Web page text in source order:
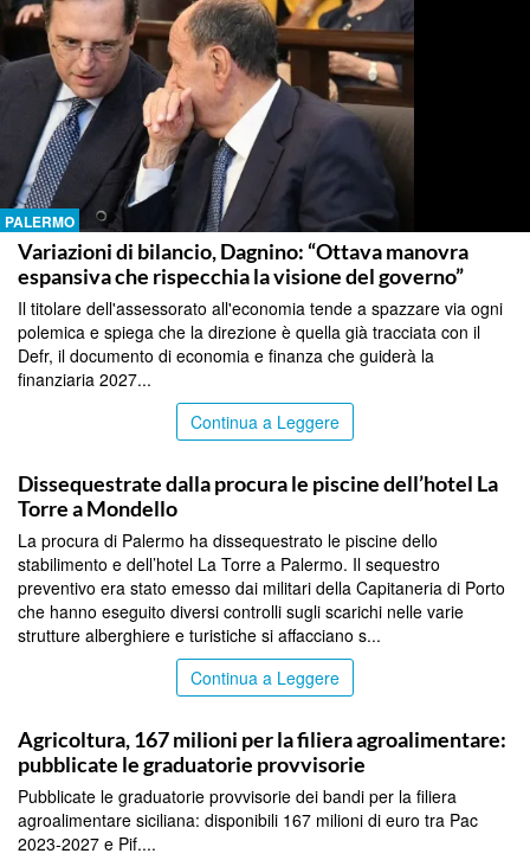
PALERMO
Variazioni di bilancio, Dagnino: “Ottava manovra
espansiva che rispecchia la visione del governo”
Il titolare dell'assessorato all'economia tende a spazzare via ogni
polemica e spiega che la direzione è quella già tracciata con il
Defr, il documento di economia e finanza che guiderà la
finanziaria 2027...
Continua a Leggere
Dissequestrate dalla procura le piscine dell’hotel La
Torre a Mondello
La procura di Palermo ha dissequestrato le piscine dello
stabilimento e dell’hotel La Torre a Palermo. Il sequestro
preventivo era stato emesso dai militari della Capitaneria di Porto
che hanno eseguito diversi controlli sugli scarichi nelle varie
strutture alberghiere e turistiche si affacciano s...
Continua a Leggere
Agricoltura, 167 milioni per la filiera agroalimentare:
pubblicate le graduatorie provvisorie
Pubblicate le graduatorie provvisorie dei bandi per la filiera
agroalimentare siciliana: disponibili 167 milioni di euro tra Pac
2023-2027 e Pif....